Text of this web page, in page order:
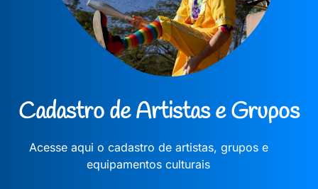
Cadastro de Artistas e Grupos
Acesse aqui o cadastro de artistas, grupos e
equipamentos culturais